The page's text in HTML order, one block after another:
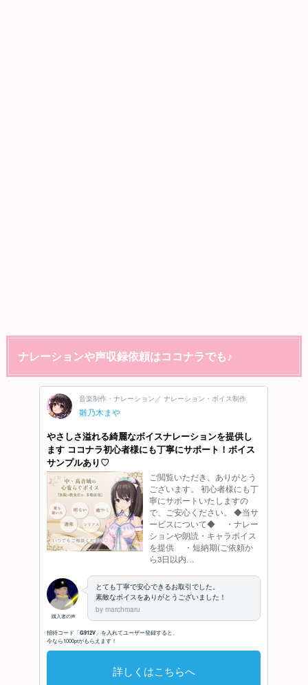
ナレーションや声収録依頼はココナラでも♪